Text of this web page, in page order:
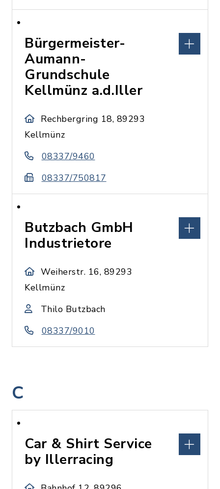
Bürgermeister-
Aumann-
Grundschule
Kellmünz a.d.Iller
Rechbergring 18, 89293
Kellmünz
08337/9460
08337/750817
Butzbach GmbH
Industrietore
Weiherstr. 16, 89293
Kellmünz
Thilo Butzbach
08337/9010
C
Car & Shirt Service
by Illerracing